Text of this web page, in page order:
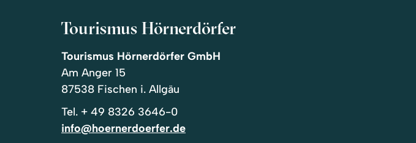
Tourismus Hörnerdörfer
Tourismus Hörnerdörfer GmbH
Am Anger 15
87538 Fischen i. Allgäu
Tel. + 49 8326 3646-0
info@hoernerdoerfer.de